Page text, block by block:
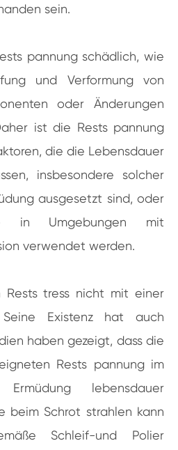
sein.
pannung schädlich, wie
und Verformung von
oder Änderungen
ist die Rests pannung
die die Lebensdauer
insbesondere solcher
ausgesetzt sind, oder
in Umgebungen mit
verwendet werden.
Rests tress nicht mit einer
Existenz hat auch
haben gezeigt, dass die
Rests pannung im
lebensdauer
beim Schrot strahlen kann
Schleif-und Polier